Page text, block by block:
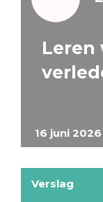
16 juni 2026
Leren
Verslag